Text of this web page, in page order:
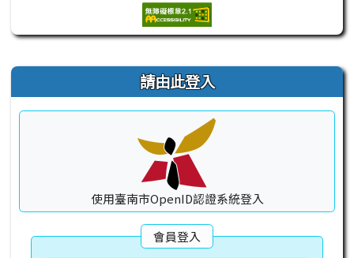
右邊區域內容 請由此登入
使用臺南市OpenID認證系統登入
會員登入